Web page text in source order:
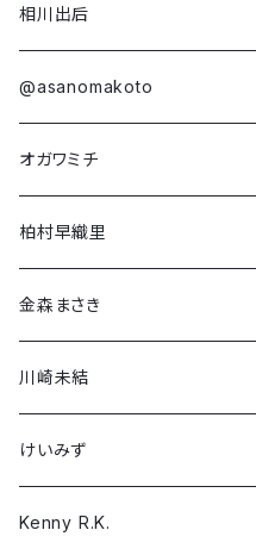
柏村早織里
金森まさき
川崎未結
けいみず
Kenny R.K.
榮 菜未子
Satoshi
Sayaka Kondo
Long Sleeve T-shirt
第4弾コラボ
「NEO(n) YEAR -unicorn-」
「Dream in Rose」
第3弾コラボ
「Run! Boy Run!」
「Why Fight?」
第2弾コラボ
「NEO(n) BIRTH -awake-」
「戦場で…」
第1弾コラボ
「Boys, don’t cry」
「Girls, don't cry」
Short Sleeve T-shirt
Long Sleeve T-shirt
Damien Olsen Berdichevsky
Dario Mohr
Francesca Furian
Gail Bach
Hallie Lederer
Nathaniel Thompson
相川出后
Short Sleeve T-shirt
Long Sleeve T-shirt
@asanomakoto
Short Sleeve T-shirt
Long Sleeve T-shirt
オガワミチ
Short Sleeve T-shirt
Long Sleeve T-shirt
柏村早織里
Short Sleeve T-shirt
Long Sleeve T-shirt
金森まさき
Short Sleeve T-shirt
Long Sleeve T-shirt
川崎未結
Short Sleeve T-shirt
Long Sleeve T-shirt
けいみず
Short Sleeve T-shirt
Kenny R.K.